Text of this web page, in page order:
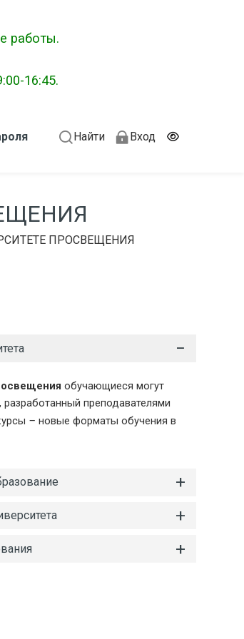
работы.
16:45.
Найти Вход
ПРОСВЕЩЕНИЯ
обучающиеся могут
разработанный преподавателями
– новые форматы обучения в